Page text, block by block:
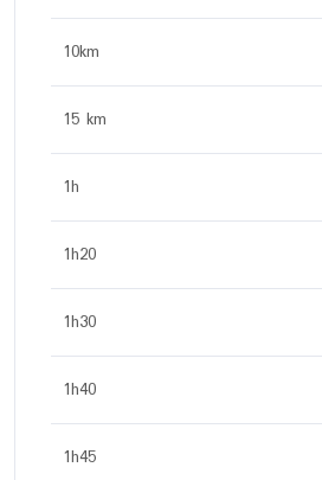
10km
15 km
1h
1h20
1h30
1h40
1h45